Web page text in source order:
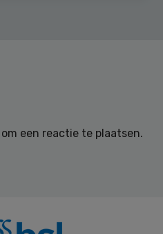
om een reactie te plaatsen.